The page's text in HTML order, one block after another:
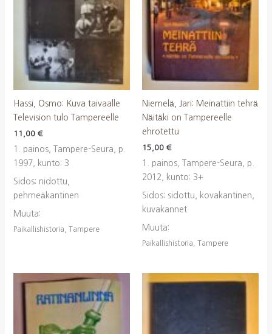
Hassi, Osmo: Kuva taivaalle
Television tulo Tampereelle
11,00 €
1. painos, Tampere-Seura, p.
1997, kunto: 3
Sidos: nidottu,
pehmeäkantinen
Muuta:
Paikallishistoria, Tampere
Niemelä, Jari: Meinattiin tehrä
Näitäki on Tampereelle
ehrotettu
15,00 €
1. painos, Tampere-Seura, p.
2012, kunto: 3+
Sidos: sidottu, kovakantinen,
kuvakannet
Muuta:
Paikallishistoria, Tampere